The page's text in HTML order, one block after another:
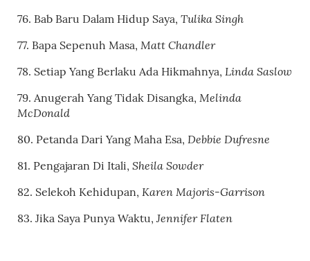
76. Bab Baru Dalam Hidup Saya, Tulika Singh
77. Bapa Sepenuh Masa, Matt Chandler
78. Setiap Yang Berlaku Ada Hikmahnya, Linda Saslow
79. Anugerah Yang Tidak Disangka, Melinda
McDonald
80. Petanda Dari Yang Maha Esa, Debbie Dufresne
81. Pengajaran Di Itali, Sheila Sowder
82. Selekoh Kehidupan, Karen Majoris-Garrison
83. Jika Saya Punya Waktu, Jennifer Flaten